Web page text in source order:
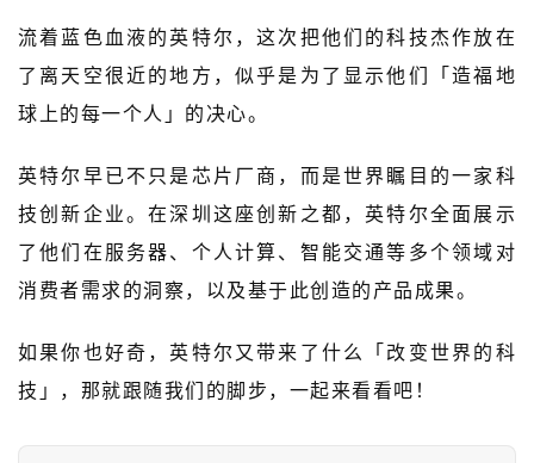
超
快
级
态
开
新
中
流着蓝色血液的英特尔，这次把他们的科技杰作放在
了离天空很近的地方，似乎是为了显示他们「造福地
球上的每一个人」的决心。
英特尔早已不只是芯片厂商，而是世界瞩目的一家科
技创新企业。在深圳这座创新之都，英特尔全面展示
了他们在服务器、个人计算、智能交通等多个领域对
消费者需求的洞察，以及基于此创造的产品成果。
如果你也好奇，英特尔又带来了什么「改变世界的科
技」，那就跟随我们的脚步，一起来看看吧！